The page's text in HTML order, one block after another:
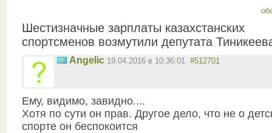
Шестизначные зарплаты казахстанских
спортсменов возмутили депутата
Angelic 19.04.2016 в 10:36:01 #512701
Ему, видимо, завидно....
Хотя по сути он прав. Другое дело, что не о
спорте он беспокоится